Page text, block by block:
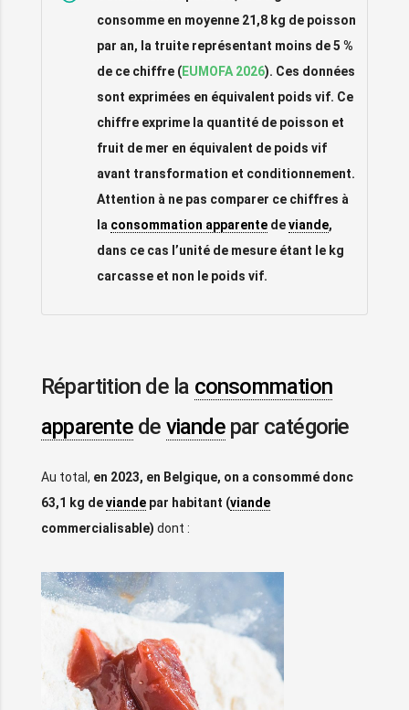
consomme en moyenne 21,8 kg de poisson
par an, la truite représentant moins de 5 %
de ce chiffre (EUMOFA 2026). Ces données
sont exprimées en équivalent poids vif. Ce
chiffre exprime la quantité de poisson et
fruit de mer en équivalent de poids vif
avant transformation et conditionnement.
Attention à ne pas comparer ce chiffres à
la consommation apparente deviande,
dans ce cas l’unité de mesure étant le kg
carcasse et non le poids vif.
Répartition de la consommation
apparentede viandepar catégorie
Au total, en 2023, en Belgique, on a consommé donc
63,1 kg deviande par habitant (viande
commercialisable) dont :